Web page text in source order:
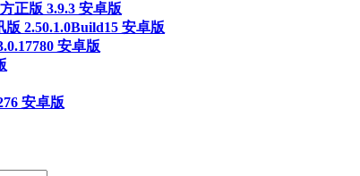
正版 3.9.3 安卓版
2.50.1.0Build15 安卓版
安卓版
安卓版